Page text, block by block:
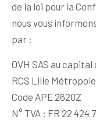
de la loi pour la
nous vous
par :
OVH SAS au capital
RCS Lille Métropole
Code APE 2620Z
N° TVA : FR 22 424